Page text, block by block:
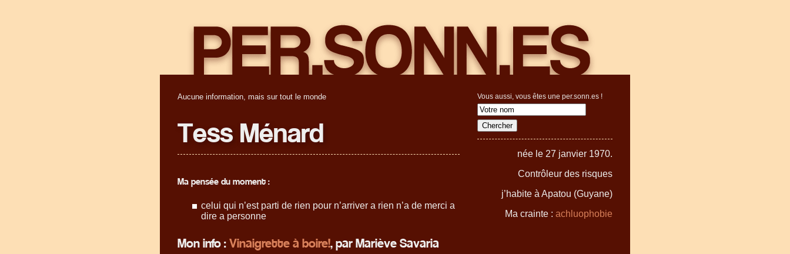
Aucune information, mais sur tout le monde
Tess Ménard
Vous aussi, vous êtes une per.sonn.es !
née le 27 janvier 1970.
Contrôleur des risques
j’habite à Apatou (Guyane)
Ma crainte : achluophobie
Ma pensée du moment :
celui qui n’est parti de rien pour n’arriver a rien n’a de merci a
dire a personne
Mon info :Vinaigrette à boire!, par Mariève Savaria